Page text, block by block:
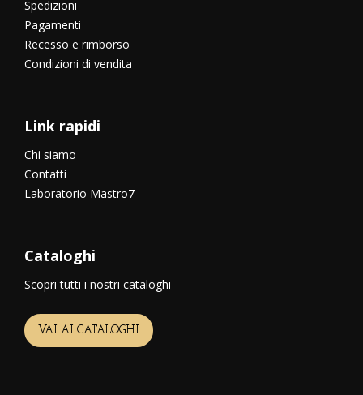
Spedizioni
Pagamenti
Recesso e rimborso
Condizioni di vendita
Link rapidi
Chi siamo
Contatti
Laboratorio Mastro7
Cataloghi
Scopri tutti i nostri cataloghi
VAI AI CATALOGHI